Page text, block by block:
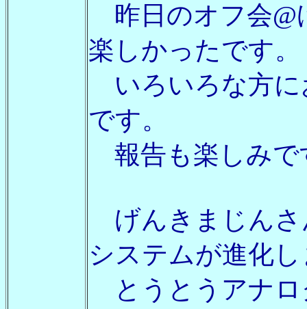
昨日のオフ会@
楽しかったです。
いろいろな方に
です。
報告も楽しみで
げんきまじんさ
システムが進化
とうとうアナロ